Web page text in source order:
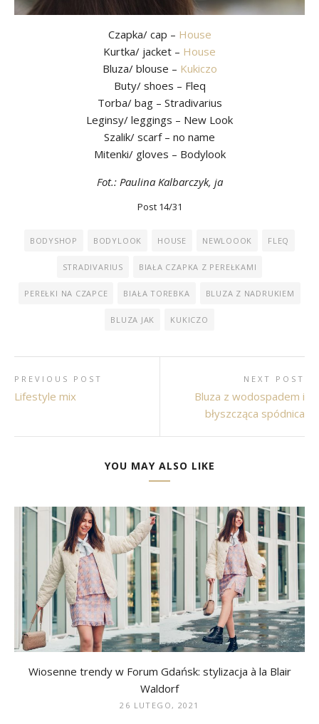
Czapka/ cap – House
Kurtka/ jacket – House
Bluza/ blouse – Kukiczo
Buty/ shoes – Fleq
Torba/ bag – Stradivarius
Leginsy/ leggings – New Look
Szalik/ scarf – no name
Mitenki/ gloves – Bodylook
Fot.: Paulina Kalbarczyk, ja
Post 14/31
BODYSHOP BODYLOOK HOUSE NEWLOOOK FLEQ
STRADIVARIUS BIAŁA CZAPKA Z PEREŁKAMI
PEREŁKI NA CZAPCE BIAŁA TOREBKA BLUZA Z NADRUKIEM
BLUZA JAK KUKICZO
PREVIOUS POST
Lifestyle mix
NEXT POST
Bluza z wodospadem i
błyszcząca spódnica
YOU MAY ALSO LIKE
Wiosenne trendy w Forum Gdańsk: stylizacja à la Blair
Waldorf
26 LUTEGO, 2021